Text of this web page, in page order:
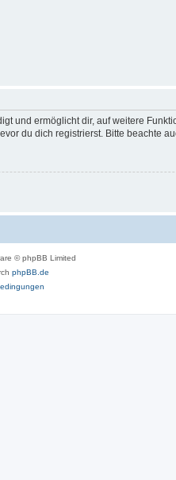
und ermöglicht dir, auf weitere
du dich registrierst. Bitte beachte
© phpBB Limited
phpBB.de